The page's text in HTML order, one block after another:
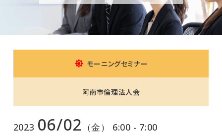
モーニングセミナー
阿南市倫理法人会
2023 06/02 （金） 6:00 - 7:00